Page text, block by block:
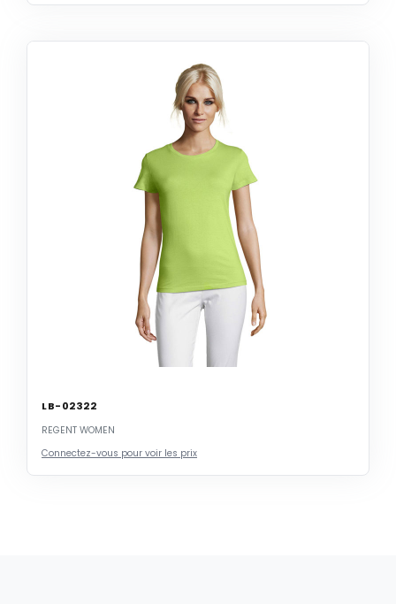
LB-02322
REGENT WOMEN
Connectez-vous pour voir les prix